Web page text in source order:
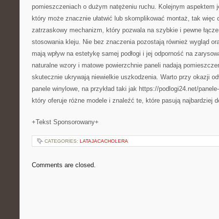
pomieszczeniach o dużym natężeniu ruchu. Kolejnym aspektem
który może znacznie ułatwić lub skomplikować montaż, tak więc
zatrzaskowy mechanizm, który pozwala na szybkie i pewne
stosowania kleju. Nie bez znaczenia pozostają również wygląd
mają wpływ na estetykę samej podłogi i jej odporność na
naturalne wzory i matowe powierzchnie paneli nadają
skutecznie ukrywają niewielkie uszkodzenia. Warto przy okazji
panele winylowe, na przykład taki jak https://podlogi24.net/
który oferuje różne modele i znaleźć te, które pasują najbardziej
+Tekst Sponsorowany+
CATEGORIES: LATAJACACHOLERA
Comments are closed.